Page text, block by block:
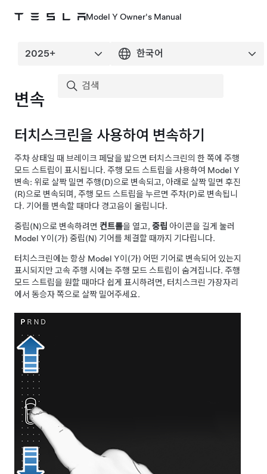
Model Y Owner's Manual
변속
터치스크린을 사용하여 변속하기
주차 상태일 때 브레이크 페달을 밟으면 터치스크린의 한 쪽에 주행
모드 스트립이 표시됩니다. 주행 모드 스트립을 사용하여 Model Y
변속: 위로 살짝 밀면 주행(D)으로 변속되고, 아래로 살짝 밀면 후진
(R)으로 변속되며, 주행 모드 스트립을 누르면 주차(P)로 변속됩니
다. 기어를 변속할 때마다 경고음이 울립니다.
중립(N)으로 변속하려면 컨트롤을 열고, 중립 아이콘을 길게 눌러
Model Y이(가) 중립(N) 기어를 체결할 때까지 기다립니다.
터치스크린에는 항상 Model Y이(가) 어떤 기어로 변속되어 있는지
표시되지만 고속 주행 시에는 주행 모드 스트립이 숨겨집니다. 주행
모드 스트립을 원할 때마다 쉽게 표시하려면, 터치스크린 가장자리
에서 동승자 쪽으로 살짝 밀어주세요.